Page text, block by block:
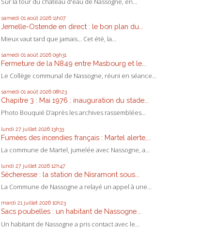
samedi 01 août 2026 11h07
Jemelle-Ostende en direct : le bon plan du...
Mieux vaut tard que jamais... Cet été, la...
samedi 01 août 2026 09h31
Fermeture de la N849 entre Masbourg et le...
Le Collège communal de Nassogne, réuni en séance...
samedi 01 août 2026 08h23
Chapitre 3 : Mai 1976 : inauguration du stade...
Photo Bouquié D’après les archives rassemblées...
lundi 27 juillet 2026 13h33
Fumées des incendies français : Martel alerte,...
La commune de Martel, jumelée avec Nassogne, a...
lundi 27 juillet 2026 12h47
Sécheresse : la station de Nisramont sous...
La Commune de Nassogne a relayé un appel à une...
mardi 21 juillet 2026 10h23
Sacs poubelles : un habitant de Nassogne...
Un habitant de Nassogne a pris contact avec le...